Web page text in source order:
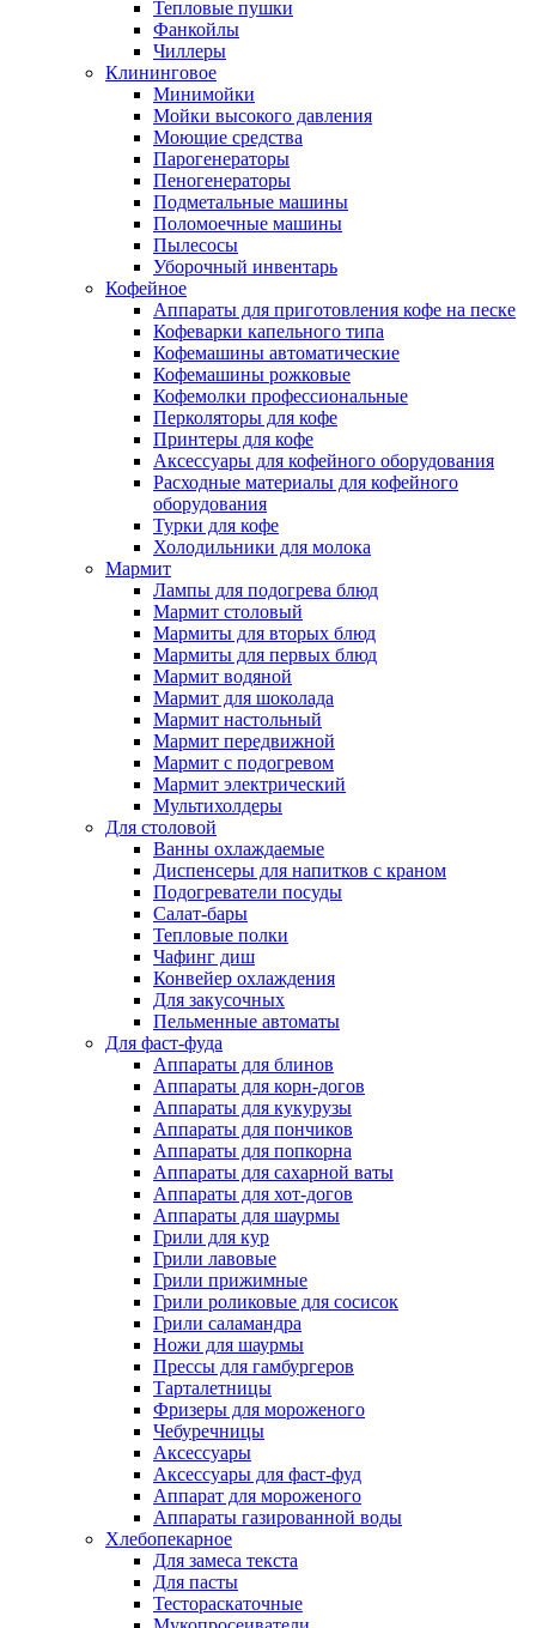
Тепловые пушки
Фанкойлы
Чиллеры
Клининговое
Минимойки
Мойки высокого давления
Моющие средства
Парогенераторы
Пеногенераторы
Подметальные машины
Поломоечные машины
Пылесосы
Уборочный инвентарь
Кофейное
Аппараты для приготовления кофе на песке
Кофеварки капельного типа
Кофемашины автоматические
Кофемашины рожковые
Кофемолки профессиональные
Перколяторы для кофе
Принтеры для кофе
Аксессуары для кофейного оборудования
Расходные материалы для кофейного
оборудования
Турки для кофе
Холодильники для молока
Мармит
Лампы для подогрева блюд
Мармит столовый
Мармиты для вторых блюд
Мармиты для первых блюд
Мармит водяной
Мармит для шоколада
Мармит настольный
Мармит передвижной
Мармит с подогревом
Мармит электрический
Мультихолдеры
Для столовой
Ванны охлаждаемые
Диспенсеры для напитков с краном
Подогреватели посуды
Салат-бары
Тепловые полки
Чафинг диш
Конвейер охлаждения
Для закусочных
Пельменные автоматы
Для фаст-фуда
Аппараты для блинов
Аппараты для корн-догов
Аппараты для кукурузы
Аппараты для пончиков
Аппараты для попкорна
Аппараты для сахарной ваты
Аппараты для хот-догов
Аппараты для шаурмы
Грили для кур
Грили лавовые
Грили прижимные
Грили роликовые для сосисок
Грили саламандра
Ножи для шаурмы
Прессы для гамбургеров
Тарталетницы
Фризеры для мороженого
Чебуречницы
Аксессуары
Аксессуары для фаст-фуд
Аппарат для мороженого
Аппараты газированной воды
Хлебопекарное
Для замеса текста
Для пасты
Тестораскаточные